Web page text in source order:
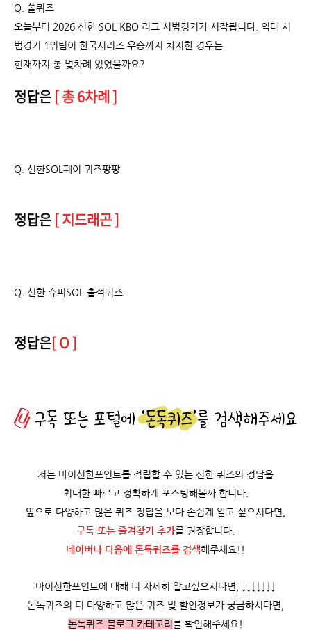
Q. 쏠퀴즈
오늘부터 2026 신한 SOL KBO 리그 시범경기가 시작됩니다. 역대 시
범경기 1위팀이 한국시리즈 우승까지 차지한 경우는
현재까지 총 몇차례 있었을까요?
정답은 [ 총 6차례 ]
Q. 신한SOL페이 퀴즈팡팡
정답은 [ 지드래곤 ]
Q. 신한 슈퍼SOL 출석퀴즈
정답은[ O ]
저는 마이신한포인트를 적립할 수 있는 신한 퀴즈의 정답을
최대한 빠르고 정확하게 포스팅해볼까 합니다.
앞으로 다양하고 많은 퀴즈 정답을 보다 손쉽게 알고 싶으시다면,
구독 또는 즐겨찾기 추가를 권장합니다.
네이버나 다음에 돈독퀴즈를 검색해주세요!!
마이신한포인트에 대해 더 자세히 알고싶으시다면, ↓↓↓↓↓↓↓
돈독퀴즈의 더 다양하고 많은 퀴즈 및 할인정보가 궁금하시다면,
돈독퀴즈 블로그 카테고리를 확인해주세요!